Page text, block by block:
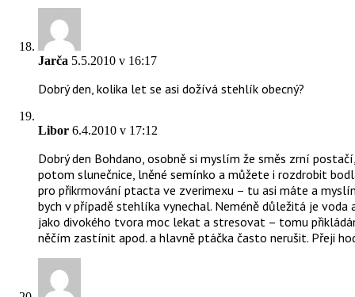
Jarča 5.5.2010 v 16:17
Dobrý den, kolika let se asi dožívá stehlík obecný?
Libor 6.4.2010 v 17:12
Dobrý den Bohdano, osobně si myslím že směs zrní
potom slunečnice, lněné semínko a můžete i rozdrobit
pro přikrmování ptacta ve zverimexu – tu asi máte a
bych v případě stehlíka vynechal. Neméně důležitá je
jako divokého tvora moc lekat a stresovat – tomu
něčím zastínit apod. a hlavně ptáčka často nerušit. Přeji